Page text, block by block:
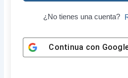
¿No tienes una cuenta?
Continua con